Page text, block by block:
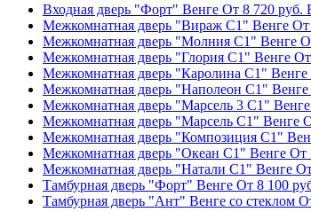
Входная дверь "Форт" Венге От 8 720 руб.
Межкомнатная дверь "Вираж С1" Венге От
Межкомнатная дверь "Молния С1" Венге
Межкомнатная дверь "Глория С1" Венге От
Межкомнатная дверь "Каролина С1" Венге
Межкомнатная дверь "Наполеон С1" Венге
Межкомнатная дверь "Марсель 3 С1" Венге
Межкомнатная дверь "Марсель С1" Венге
Межкомнатная дверь "Композиция С1"
Межкомнатная дверь "Океан С1" Венге От
Межкомнатная дверь "Натали С1" Венге
Тамбурная дверь "Форт" Венге От 8 100
Тамбурная дверь "Ант" Венге со стеклом